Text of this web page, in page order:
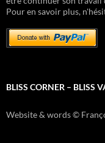
Pour en savoir plus,
BLISS CORNER – BLISS
Website & words ©